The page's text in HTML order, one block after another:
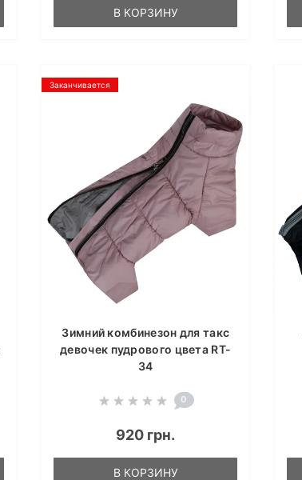
В КОРЗИНУ
Заканчивается
Зимний комбинезон для такс
девочек пудрового цвета RT-
34
0
920 грн.
В КОРЗИНУ